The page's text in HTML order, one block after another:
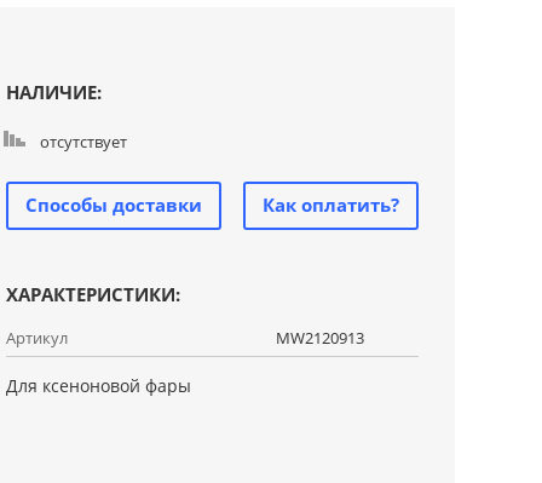
НАЛИЧИЕ:
отсутствует
Способы доставки Как оплатить?
ХАРАКТЕРИСТИКИ:
Артикул MW2120913
Для ксеноновой фары